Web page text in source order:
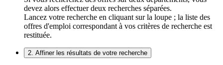
devez alors effectuer deux recherches séparées.
Lancez votre recherche en cliquant sur la loupe ; la liste des
offres d'emploi correspondant à vos critères de recherche est
restituée.
2. Affiner les résultats de votre recherche